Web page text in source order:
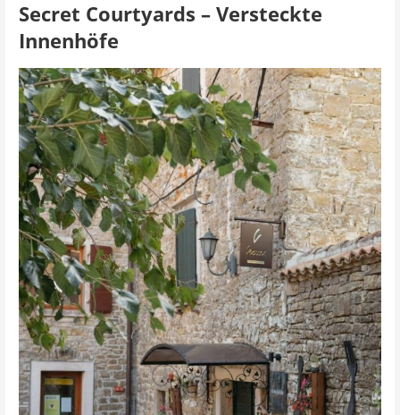
Secret Courtyards – Versteckte
Innenhöfe